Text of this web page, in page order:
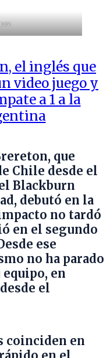
el inglés que
video juego y
a 1 a la
que
Chile desde el
Blackburn
debutó en la
no tardó
en el segundo
ese
no ha parado
en
el
coinciden en